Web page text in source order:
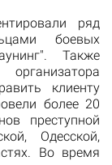
ряд
боевых
Также
клиенту
более 20
преступной
Одесской,
Во время